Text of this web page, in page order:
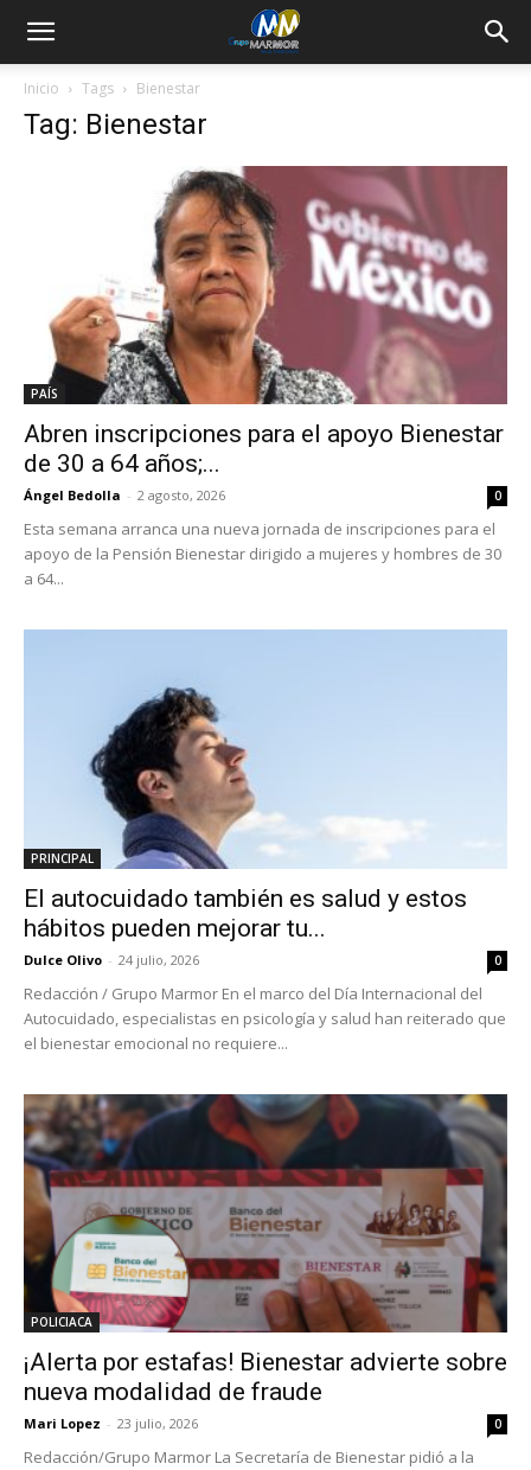
Inicio Tags Bienestar
Tag: Bienestar
PAÍS
Abren inscripciones para el apoyo Bienestar
de 30 a 64 años;...
Ángel Bedolla - 2 agosto, 2026 0
Esta semana arranca una nueva jornada de inscripciones para el
apoyo de la Pensión Bienestar dirigido a mujeres y hombres de 30
a 64...
PRINCIPAL
El autocuidado también es salud y estos
hábitos pueden mejorar tu...
Dulce Olivo - 24 julio, 2026 0
Redacción / Grupo Marmor En el marco del Día Internacional del
Autocuidado, especialistas en psicología y salud han reiterado que
el bienestar emocional no requiere...
POLICIACA
¡Alerta por estafas! Bienestar advierte sobre
nueva modalidad de fraude
Mari Lopez - 23 julio, 2026 0
Redacción/Grupo Marmor La Secretaría de Bienestar pidió a la